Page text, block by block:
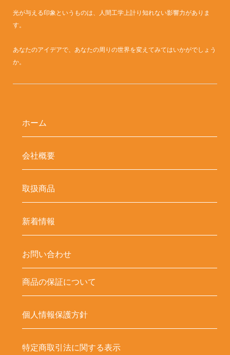
光が与える印象というものは、人間工学上計り知れない影響力がありま
す。
あなたのアイデアで、あなたの周りの世界を変えてみてはいかがでしょう
か。
ホーム
会社概要
取扱商品
新着情報
お問い合わせ
商品の保証について
個人情報保護方針
特定商取引法に関する表示